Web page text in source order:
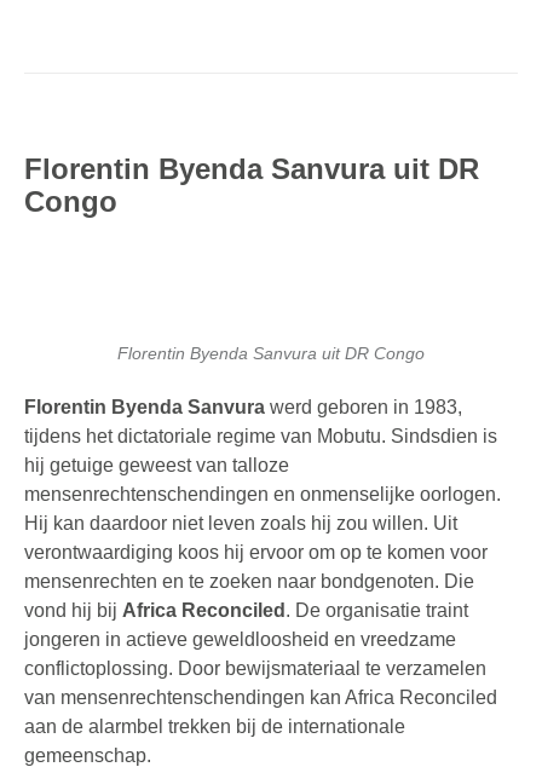
Florentin Byenda Sanvura uit DR
Congo
Florentin Byenda Sanvura uit DR Congo
Florentin Byenda Sanvura werd geboren in 1983,
tijdens het dictatoriale regime van Mobutu. Sindsdien is
hij getuige geweest van talloze
mensenrechtenschendingen en onmenselijke oorlogen.
Hij kan daardoor niet leven zoals hij zou willen. Uit
verontwaardiging koos hij ervoor om op te komen voor
mensenrechten en te zoeken naar bondgenoten. Die
vond hij bij Africa Reconciled . De organisatie traint
jongeren in actieve geweldloosheid en vreedzame
conflictoplossing. Door bewijsmateriaal te verzamelen
van mensenrechtenschendingen kan Africa Reconciled
aan de alarmbel trekken bij de internationale
gemeenschap.